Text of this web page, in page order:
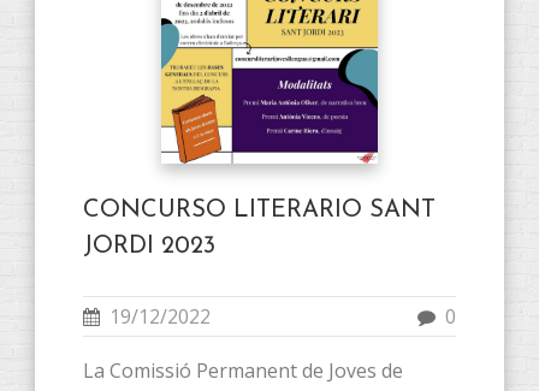
CONCURSO LITERARIO SANT
JORDI 2023
19/12/2022 0
La Comissió Permanent de Joves de